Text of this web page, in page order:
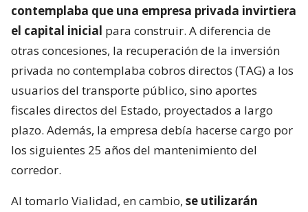
contemplaba que una empresa privada invirtiera
el capital inicial para construir. A diferencia de
otras concesiones, la recuperación de la inversión
privada no contemplaba cobros directos (TAG) a los
usuarios del transporte público, sino aportes
fiscales directos del Estado, proyectados a largo
plazo. Además, la empresa debía hacerse cargo por
los siguientes 25 años del mantenimiento del
corredor.
Al tomarlo Vialidad, en cambio, se utilizarán